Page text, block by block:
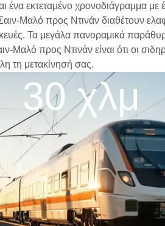
ένα εκτεταμένο χρονοδιάγραμμα
Μαλό προς Ντινάν διαθέτουν
Τα μεγάλα πανοραμικά παράθυρα
προς Ντινάν είναι ότι οι
τη μετακίνησή σας.
30 χλμ